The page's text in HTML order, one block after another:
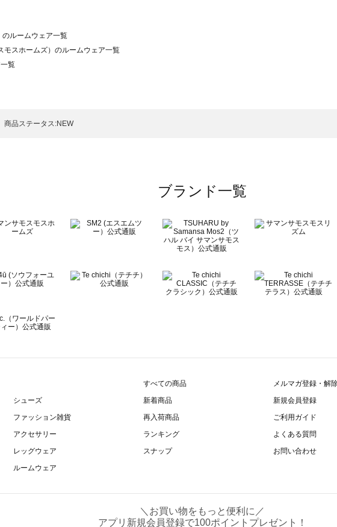
ルームウェア一覧
スホームズ）のルームウェア一覧
覧
イサマンサモスモス）のルームウェア一覧
ス ラーゴム）のルームウェア一覧
ルームウェア一覧
ェア一覧
商品ステータス:NEW
ブランド一覧
シューズ
ファッション雑貨
アクセサリー
レッグウェア
ルームウェア
すべての商品
新着商品
再入荷商品
ランキング
スナップ
メルマガ登録・解
新規会員登録
ご利用ガイド
よくある質問
お問い合わせ
＼お買い物をもっと便利に／
アプリ新規会員登録で100ポイントプレゼント！